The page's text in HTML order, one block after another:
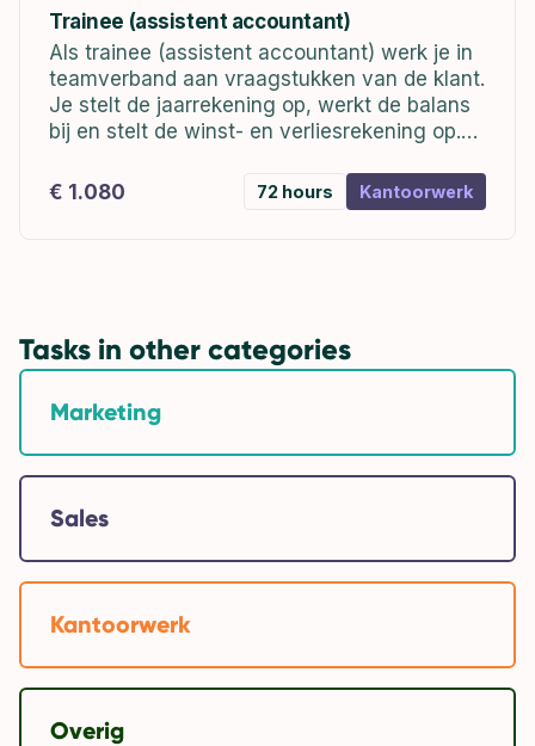
Trainee (assistent accountant)
Als trainee (assistent accountant) werk je in
teamverband aan vraagstukken van de klant.
Je stelt de jaarrekening op, werkt de balans
bij en stelt de winst- en verliesrekening op.
administratie. Mochten er...
€ 1.080 72 hours Kantoorwerk
Tasks in other categories
Marketing
Sales
Kantoorwerk
Overig